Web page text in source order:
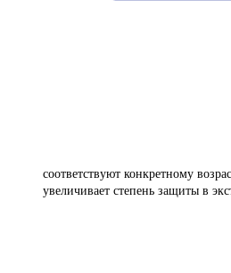
соответствуют конкретному
увеличивает степень защиты в